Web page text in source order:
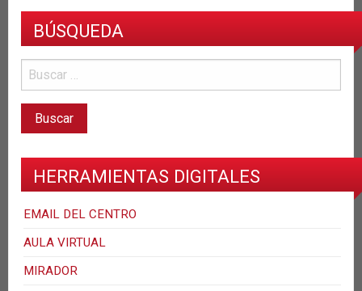
BÚSQUEDA
HERRAMIENTAS DIGITALES
EMAIL DEL CENTRO
AULA VIRTUAL
MIRADOR